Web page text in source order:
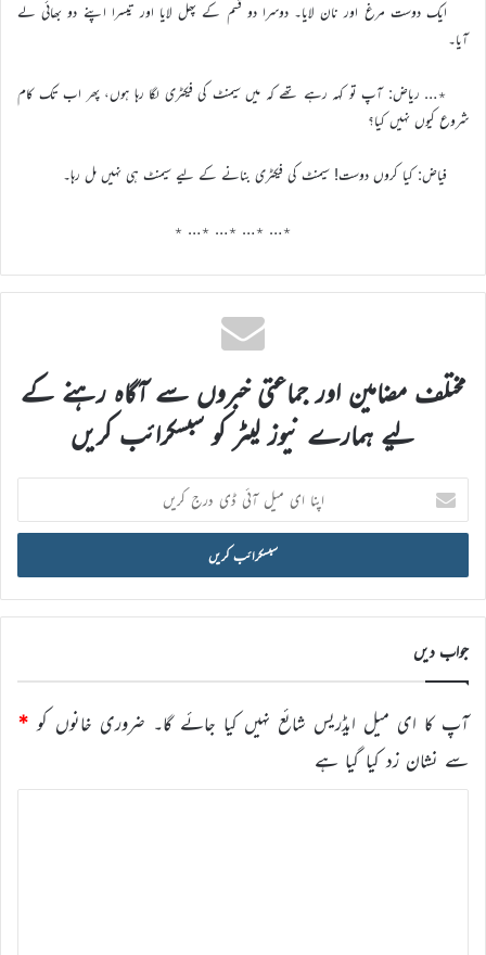
ایک دوست مرغ اور نان لایا۔ دوسرا دو قسم کے پھل لایا اور تیسرا اپنے دو بھائی لے
آیا۔
٭… ریاض: آپ تو کہہ رہے تھے کہ میں سیمنٹ کی فیکٹری لگا رہا ہوں، پھر اب تک کام
شروع کیوں نہیں کیا؟
فیاض: کیا کروں دوست! سیمنٹ کی فیکٹری بنانے کے لیے سیمنٹ ہی نہیں مل رہا۔
٭… ٭… ٭… ٭… ٭
مختلف مضامین اور جماعتی خبروں سے آگاہ رہنے کے
لیے ہمارے نیوز لیٹر کو سبسکرائب کریں
اپنا
ای
میل
ڈی
درج
کریں
جواب دیں
آپ کا ای میل ایڈریس شائع نہیں کیا جائے گا۔ ضروری خانوں کو *
سے نشان زد کیا گیا ہے